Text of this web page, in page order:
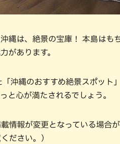
縄は、絶景の宝庫！ 本島はも
があります。
沖縄のおすすめ絶景スポット
と心が満たされるでしょう。
情報が変更となっている場合
ださい。）